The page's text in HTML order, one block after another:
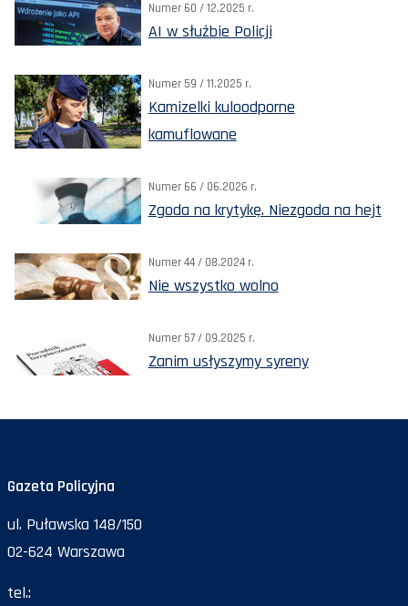
Numer 60 / 12.2025 r.
AI w służbie Policji
Numer 59 / 11.2025 r.
Kamizelki kuloodporne
kamuflowane
Numer 66 / 06.2026 r.
Zgoda na krytykę. Niezgoda na hejt
Numer 44 / 08.2024 r.
Nie wszystko wolno
Numer 57 / 09.2025 r.
Zanim usłyszymy syreny
Gazeta Policyjna
ul. Puławska 148/150
02-624 Warszawa
tel.: